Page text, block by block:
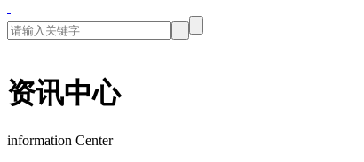
资讯中心
information Center